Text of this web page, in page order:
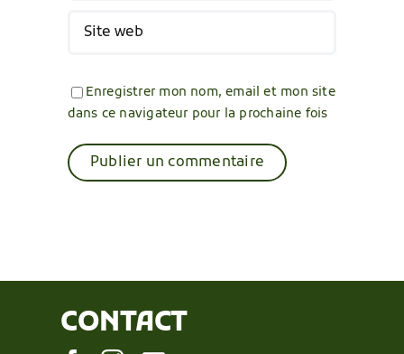
Enregistrer mon nom, email et mon site
dans ce navigateur pour la prochaine fois
CONTACT